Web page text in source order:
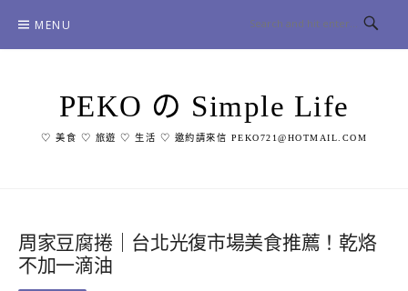
content
MENU
PEKO の Simple Life
♡ 美食 ♡ 旅遊 ♡ 生活 ♡ 邀約請來信 PEKO721@HOTMAIL.COM
周家豆腐捲｜台北光復市場美食推薦！乾烙
不加一滴油